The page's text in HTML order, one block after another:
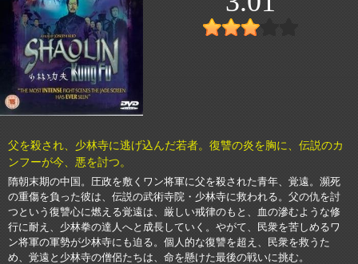
父を殺され、少林寺に逃げ込んだ若者。復讐の炎を胸に、伝説のカ
ンフーが今、悪を討つ。
隋朝末期の中国。圧政を敷くワン将軍に父を殺された青年、覚遠。瀕死
の重傷を負った彼は、伝説の武術寺院・少林寺に救われる。父の仇を討
つという復讐心に燃える覚遠は、厳しい戒律のもと、血の滲むような修
行に耐え、少林拳の達人へと成長していく。やがて、民衆を苦しめるワ
ン将軍の軍勢が少林寺にも迫る。個人的な復讐を超え、民衆を救うた
め、覚遠と少林寺の僧侶たちは、命を懸けた最後の戦いに挑む。